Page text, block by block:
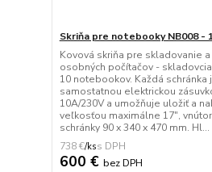
Skriňa pre notebooky NB008 -
Kovová skriňa pre skladovanie
osobných počítačov -
10 notebookov. Každá schránka
samostatnou elektrickou
10A/230V a umožňuje uložiť a
veľkosťou maximálne 17",
schránky 90 x 340 x 470 mm. Hl...
738 €/ks
600 € bez DPH